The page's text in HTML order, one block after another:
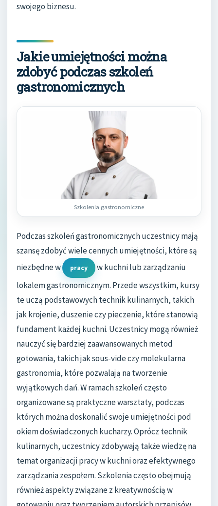
swojego biznesu.
Jakie umiejętności można
zdobyć podczas szkoleń
gastronomicznych
Szkolenia gastronomiczne
Podczas szkoleń gastronomicznych uczestnicy mają
szansę zdobyć wiele cennych umiejętności, które są
niezbędne w
pracy
w kuchni lub zarządzaniu
lokalem gastronomicznym. Przede wszystkim, kursy
te uczą podstawowych technik kulinarnych, takich
jak krojenie, duszenie czy pieczenie, które stanowią
fundament każdej kuchni. Uczestnicy mogą również
nauczyć się bardziej zaawansowanych metod
gotowania, takich jak sous-vide czy molekularna
gastronomia, które pozwalają na tworzenie
wyjątkowych dań. W ramach szkoleń często
organizowane są praktyczne warsztaty, podczas
których można doskonalić swoje umiejętności pod
okiem doświadczonych kucharzy. Oprócz technik
kulinarnych, uczestnicy zdobywają także wiedzę na
temat organizacji pracy w kuchni oraz efektywnego
zarządzania zespołem. Szkolenia często obejmują
również aspekty związane z kreatywnością w